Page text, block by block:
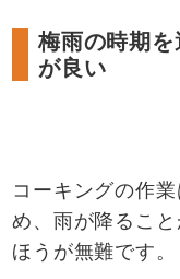
梅雨の時期
が良い
コーキングの作
め、雨が降るこ
ほうが無難です。